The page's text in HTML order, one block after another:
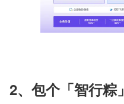
2、包个「智行粽」